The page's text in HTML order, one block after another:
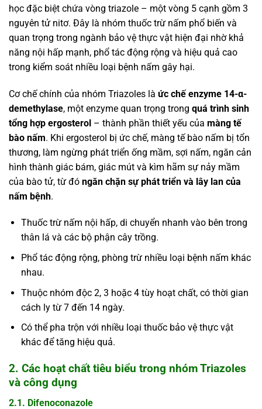
học đặc biệt chứa vòng triazole – một vòng 5 cạnh gồm 3
nguyên tử nitơ. Đây là nhóm thuốc trừ nấm phổ biến và
quan trọng trong ngành bảo vệ thực vật hiện đại nhờ khả
năng nội hấp mạnh, phổ tác động rộng và hiệu quả cao
trong kiểm soát nhiều loại bệnh nấm gây hại.
Cơ chế chính của nhóm Triazoles là ức chế enzyme 14-α-
demethylase, một enzyme quan trọng trong quá trình sinh
tổng hợp ergosterol – thành phần thiết yếu của màng tế
bào nấm. Khi ergosterol bị ức chế, màng tế bào nấm bị tổn
thương, làm ngừng phát triển ống mầm, sợi nấm, ngăn cản
hình thành giác bám, giác mút và kìm hãm sự nảy mầm
của bào tử, từ đó ngăn chặn sự phát triển và lây lan của
nấm bệnh.
Thuốc trừ nấm nội hấp, di chuyển nhanh vào bên trong
thân lá và các bộ phận cây trồng.
Phổ tác động rộng, phòng trừ nhiều loại bệnh nấm khác
nhau.
Thuộc nhóm độc 2, 3 hoặc 4 tùy hoạt chất, có thời gian
cách ly từ 7 đến 14 ngày.
Có thể pha trộn với nhiều loại thuốc bảo vệ thực vật
khác để tăng hiệu quả.
2. Các hoạt chất tiêu biểu trong nhóm Triazoles
và công dụng
2.1. Difenoconazole